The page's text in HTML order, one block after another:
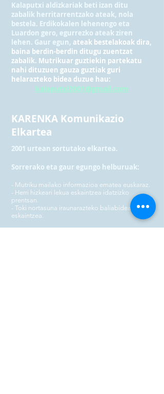
Kalaputxi aldizkariak beti izan ditu
zabalik herritarrentzako ateak, nola
bestela. Erdikokalen lehenengo eta
Luardon gero, egurrezko ateak ziren
lehen. Gaur egun, ateak bestelakoak dira,
baina berdin-berdin ditugu zuentzat
zabalik. Mutrikuar guztiekin partekatu
nahi dituzuen gauza guztiak guri
helarazteko bidea duzue hau:
kalaputxi2001@gmail.com
KARENKA Komunikazio
Elkartea
2001 urtean sortutako elkartea.
Sorrerako eta gaur egungo helburuak:
- Mutriku mailako informazioa ematea euskaraz.
- Herri hizkeari lekua eskaintzea idatzizko
prentsan.
- Toki nortasuna iraunarazteko baliabideak
eskaintzea.